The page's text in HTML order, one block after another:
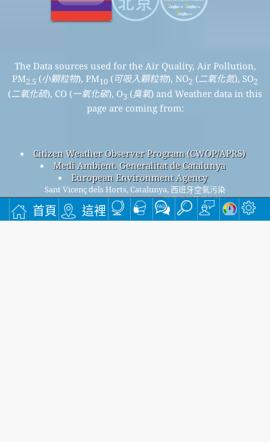
首頁 這裡
The Data sources used for the Air Quality, Air Pollution,
PM2.5 (小顆粒物), PM10 (可吸入顆粒物), NO2 (二氧化氮), SO2
(二氧化硫), CO (一氧化碳), O3 (臭氧) and Weather data in this
page are coming from:
Citizen Weather Observer Program (CWOP/APRS)
Medi Ambient. Generalitat de Catalunya
European Environment Agency
Sant Vicenç dels Horts, Catalunya, 西班牙空氣污染
Sant Vicenç dels Horts, Catalunya整體空氣質量指數
為42。
Sant Vicenç dels Horts, CatalunyaPM
(小顆粒物) 空氣質量指